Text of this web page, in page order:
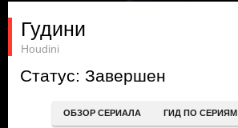
Гудини
Houdini
Статус: Завершен
ОБЗОР СЕРИАЛА ГИД ПО СЕРИЯМ